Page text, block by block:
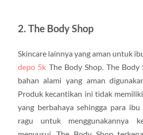
2. The Body Shop
Skincare lainnya yang aman untuk
depo 5k The Body Shop. The
bahan alami yang aman
Produk kecantikan ini tidak
yang berbahaya sehingga para
ragu untuk menggunakannya